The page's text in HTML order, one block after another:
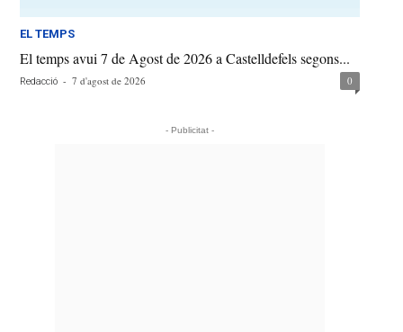
EL TEMPS
El temps avui 7 de Agost de 2026 a Castelldefels segons...
Redacció - 7 d'agost de 2026 0
- Publicitat -